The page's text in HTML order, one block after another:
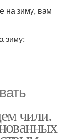
на зиму, вам
зиму:
чили.